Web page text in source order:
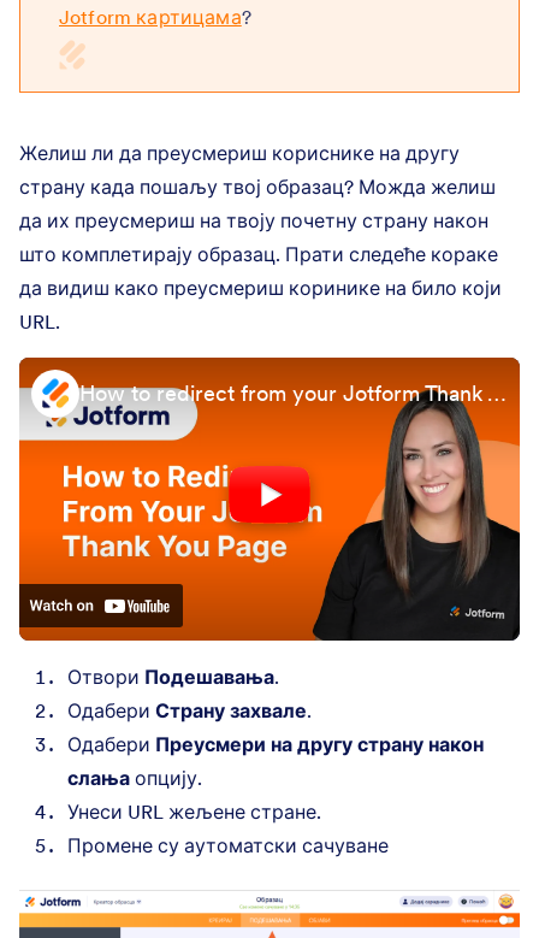
Jotform картицама?
Желиш ли да преусмериш кориснике на другу
страну када пошаљу твој образац? Можда желиш
да их преусмериш на твоју почетну страну након
што комплетирају образац. Прати следеће кораке
да видиш како преусмериш коринике на било који
URL.
How to redirect from your Jotform Thank You page
Отвори Подешавања.
Одабери Страну захвале.
Одабери Преусмери на другу страну након
слања опцију.
Унеси URL жељене стране.
Промене су аутоматски сачуване